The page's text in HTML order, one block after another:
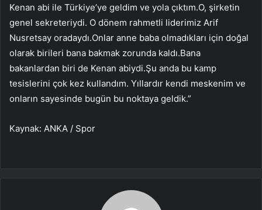
Kenan abi ile Türkiye’ye geldim ve yola çıktım.O, şirketin
genel sekreteriydi. O dönem rahmetli liderimiz Arif
Nusretsay oradaydı.Onlar anne baba olmadıkları için doğal
olarak birileri bana bakmak zorunda kaldı.Bana
bakanlardan biri de Kenan abiydi.Şu anda bu kamp
tesislerini çok kez kullandım. Yıllardır kendi meskenim ve
onların sayesinde bugün bu noktaya geldik.”
Kaynak: ANKA / Spor